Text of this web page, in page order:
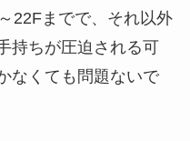
22Fまでで、それ以外
持ちが圧迫される可
なくても問題ないで